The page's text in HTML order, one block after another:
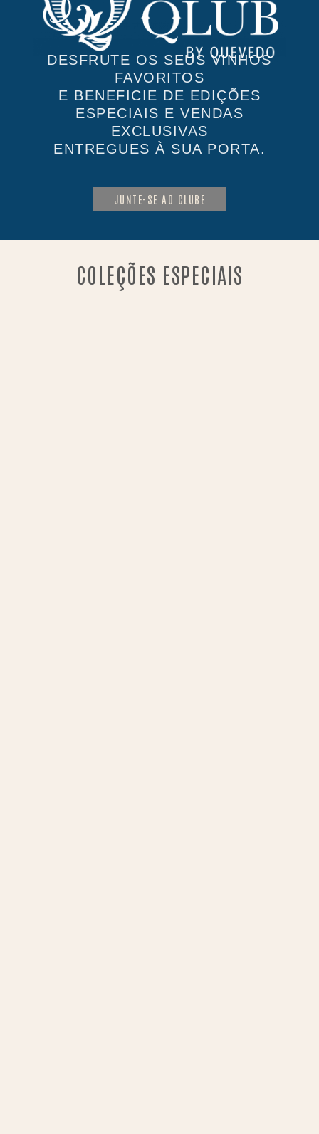
DESFRUTE OS SEUS VINHOS
FAVORITOS
E BENEFICIE DE EDIÇÕES
ESPECIAIS E VENDAS
EXCLUSIVAS
ENTREGUES À SUA PORTA.
JUNTE-SE AO CLUBE
COLEÇÕES ESPECIAIS